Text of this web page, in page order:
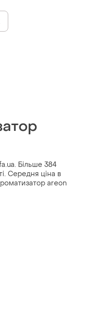
Більше 384
Середня ціна в
areon